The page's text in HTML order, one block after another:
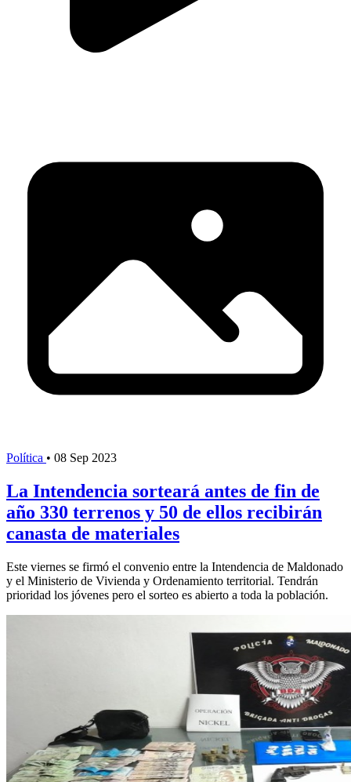
Política • 08 Sep 2023
La Intendencia sorteará antes de fin de
año 330 terrenos y 50 de ellos recibirán
canasta de materiales
Este viernes se firmó el convenio entre la Intendencia de Maldonado
y el Ministerio de Vivienda y Ordenamiento territorial. Tendrán
prioridad los jóvenes pero el sorteo es abierto a toda la población.